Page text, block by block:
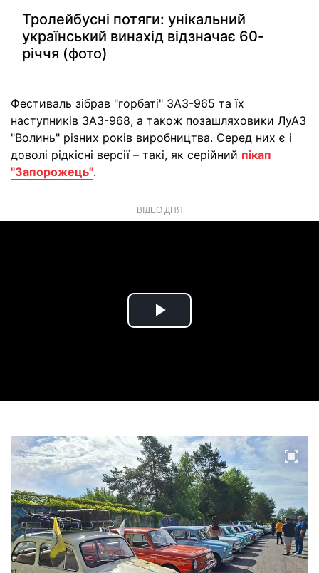
Тролейбусні потяги: унікальний
український винахід відзначає 60-
річчя (фото)
Фестиваль зібрав "горбаті" ЗАЗ-965 та їх
наступників ЗАЗ-968, а також позашляховики ЛуАЗ
"Волинь" різних років виробництва. Серед них є і
доволі рідкісні версії – такі, як серійний пікап
"Запорожець".
ВІДЕО ДНЯ
Play